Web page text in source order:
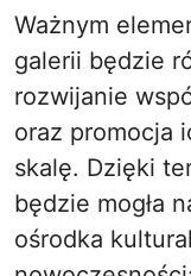
Ważnym
galerii będzie
rozwijanie
oraz promocja
skalę. Dzięki
będzie mogła
ośrodka